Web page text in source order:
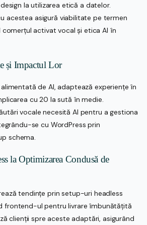
la utilizarea etică a datelor.
acestea asigură viabilitate pe termen
comerțul activat vocal și etica AI în
și Impactul Lor
de AI, adaptează experiențe în
cu 20 la sută în medie.
vocale necesită AI pentru a gestiona
se cu WordPress prin
schema.
la Optimizarea Condusă de
tendințe prin setup-uri headless
frontend-ul pentru livrare îmbunătățită
clienții spre aceste adaptări, asigurând